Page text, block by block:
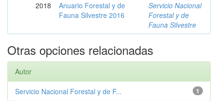
2018
Anuario Forestal y de
Fauna Silvestre 2016
Servicio Nacional
Forestal y de
Fauna Silvestre
Otras opciones relacionadas
Autor
1
Servicio Nacional Forestal y de F...